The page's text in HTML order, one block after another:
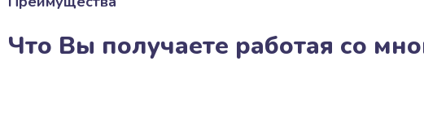
Что Вы получаете работая со